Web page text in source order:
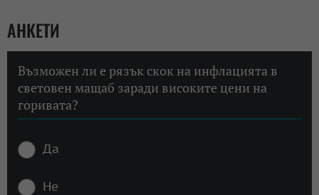
АНКЕТИ
Възможен ли е рязък скок на инфлацията в
световен мащаб заради високите цени на
горивата?
Да
Не